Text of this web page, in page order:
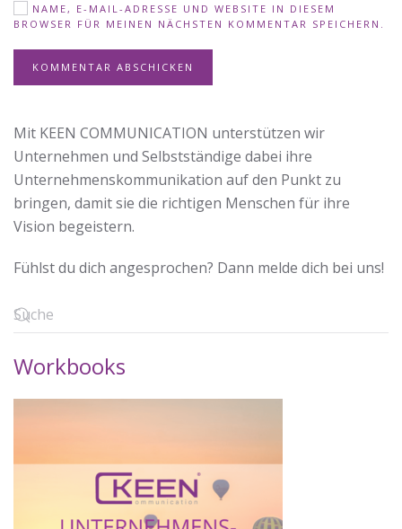
NAME, E-MAIL-ADRESSE UND WEBSITE IN DIESEM
BROWSER FÜR MEINEN NÄCHSTEN KOMMENTAR SPEICHERN.
KOMMENTAR ABSCHICKEN
Mit KEEN COMMUNICATION unterstützen wir
Unternehmen und Selbstständige dabei ihre
Unternehmenskommunikation auf den Punkt zu
bringen, damit sie die richtigen Menschen für ihre
Vision begeistern.
Fühlst du dich angesprochen? Dann melde dich bei uns!
Workbooks